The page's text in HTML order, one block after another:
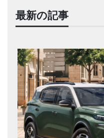
最新の記事